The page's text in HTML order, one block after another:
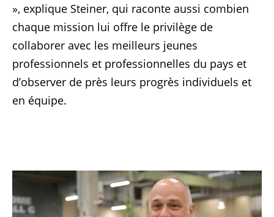
», explique Steiner, qui raconte aussi combien
chaque mission lui offre le privilège de
collaborer avec les meilleurs jeunes
professionnels et professionnelles du pays et
d’observer de près leurs progrès individuels et
en équipe.